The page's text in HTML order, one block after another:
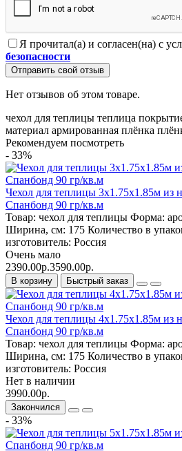
Я прочитал(а) и согласен(на) с
безопасности
Отправить свой отзыв
Нет отзывов об этом товаре.
чехол для теплицы теплица
материал армированная плёнка
Рекомендуем посмотреть
- 33%
Чехол для теплицы 3х1.75х1.85м из
Спанбонд 90 гр/кв.м
Товар: чехол для теплицы Форма:
Ширина, см: 175 Количество в
изготовитель: Россия
Очень мало
2390.00р.3590.00р.
В корзину Быстрый заказ
Чехол для теплицы 4х1.75х1.85м из
Спанбонд 90 гр/кв.м
Товар: чехол для теплицы Форма:
Ширина, см: 175 Количество в
изготовитель: Россия
Нет в наличии
3990.00р.
Закончился
- 33%